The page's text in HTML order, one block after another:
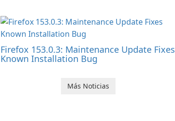
Firefox 153.0.3: Maintenance Update Fixes
Known Installation Bug
Más Noticias